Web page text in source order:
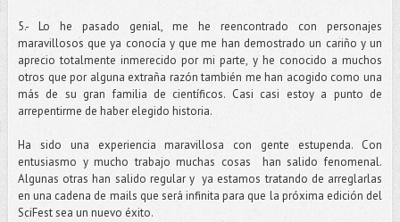
5.- Lo he pasado genial, me he reencontrado con personajes
maravillosos que ya conocía y que me han demostrado un cariño y un
aprecio totalmente inmerecido por mi parte, y he conocido a muchos
otros que por alguna extraña razón también me han acogido como una
más de su gran familia de científicos. Casi casi estoy a punto de
arrepentirme de haber elegido historia.
Ha sido una experiencia maravillosa con gente estupenda. Con
entusiasmo y mucho trabajo muchas cosas han salido fenomenal.
Algunas otras han salido regular y ya estamos tratando de arreglarlas
en una cadena de mails que será infinita para que la próxima edición del
SciFest sea un nuevo éxito.